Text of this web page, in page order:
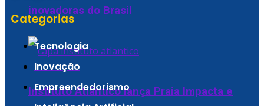
inovadoras do Brasil
Instituto Atlântico lança Praia Impacta e
Categorias
Tecnologia
Inovação
Empreendedorismo